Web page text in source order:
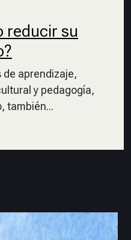
reducir su
de aprendizaje,
y pedagogía,
también...